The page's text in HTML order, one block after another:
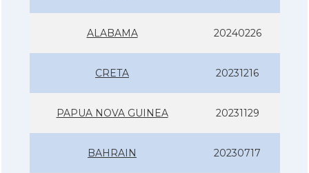
ALABAMA 20240226
CRETA 20231216
PAPUA NOVA GUINEA 20231129
BAHRAIN 20230717